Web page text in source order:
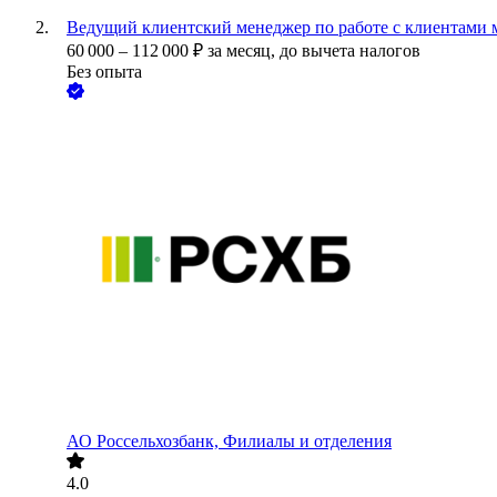
Ведущий клиентский менеджер по работе с клиентами
60 000 – 112 000 ₽ за месяц, до вычета налогов
Без опыта
АО Россельхозбанк, Филиалы и отделения
4.0